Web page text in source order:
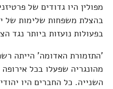
מפולין היו גדודים של
בהצלת משפחות שלימות של
בפעולות נועזות ביותר נגד
'התזמורת האדומה' הייתה רשת
מהונגריה שפעלו בכל אירופה
השנייה. כל החברים היו